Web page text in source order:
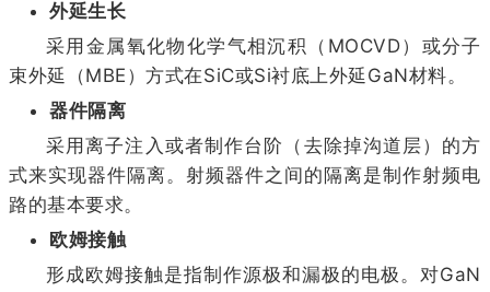
外延生长
采用金属氧化物化学气相沉积（MOCVD）或分子
束外延（MBE）方式在SiC或Si衬底上外延GaN材料。
器件隔离
采用离子注入或者制作台阶（去除掉沟道层）的方
式来实现器件隔离。射频器件之间的隔离是制作射频电
路的基本要求。
欧姆接触
形成欧姆接触是指制作源极和漏极的电极。对GaN